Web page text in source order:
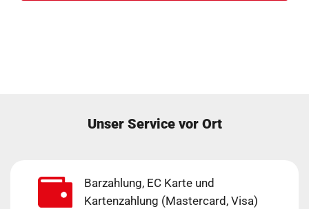
Unser Service vor Ort
Barzahlung, EC Karte und
Kartenzahlung (Mastercard, Visa)